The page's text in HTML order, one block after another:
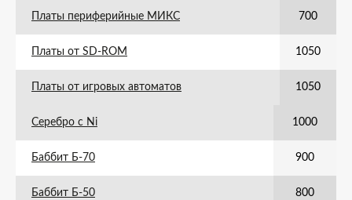
Платы периферийные МИКС 700
Платы от SD-ROM 1050
Платы от игровых автоматов 1050
Серебро с Ni 1000
Баббит Б-70 900
Баббит Б-50 800